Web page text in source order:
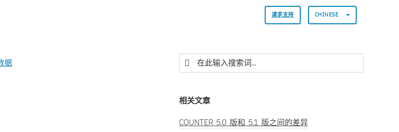
请求支持 CHINESE
据
相关文章
COUNTER 5.0 版和 5.1 版之间的差异